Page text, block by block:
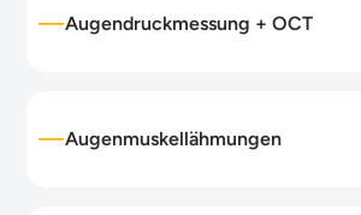
Augendruckmessung + OCT
Augenmuskellähmungen